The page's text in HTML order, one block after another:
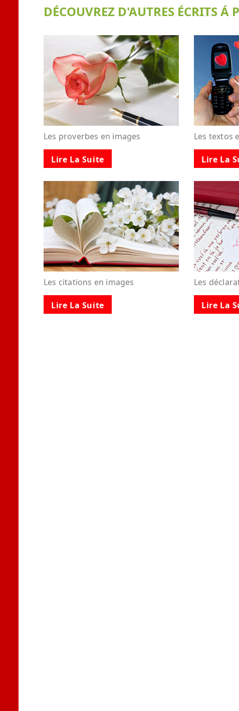
DÉCOUVREZ D'AUTRES ÉCRITS
Les proverbes en images
Lire La Suite
Les textos
Lire La
Les citations en images
Lire La Suite
Les
Lire La